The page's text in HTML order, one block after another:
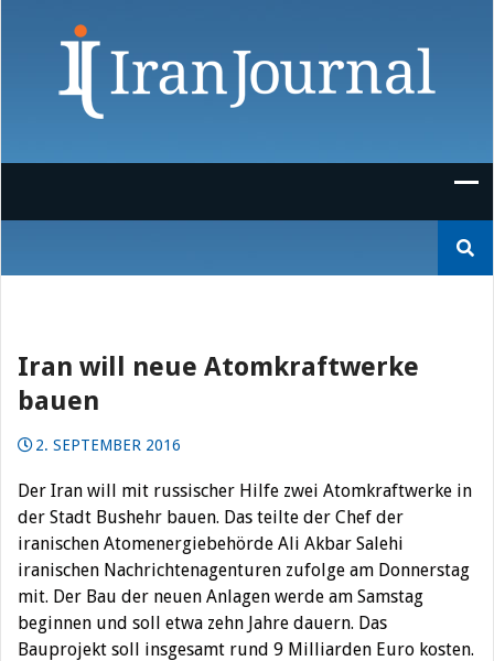
nach:
Iran will neue Atomkraftwerke
bauen
2. SEPTEMBER 2016
Der Iran will mit russischer Hilfe zwei Atomkraftwerke in
der Stadt Bushehr bauen. Das teilte der Chef der
iranischen Atomenergiebehörde Ali Akbar Salehi
iranischen Nachrichtenagenturen zufolge am Donnerstag
mit. Der Bau der neuen Anlagen werde am Samstag
beginnen und soll etwa zehn Jahre dauern. Das
Bauprojekt soll insgesamt rund 9 Milliarden Euro kosten.